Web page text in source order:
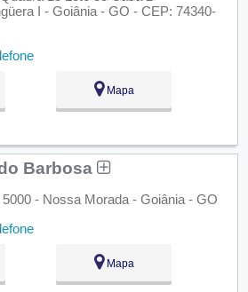
I - Goiânia - GO - CEP: 74340-
Mapa
Barbosa
- Nossa Morada - Goiânia - GO
Mapa